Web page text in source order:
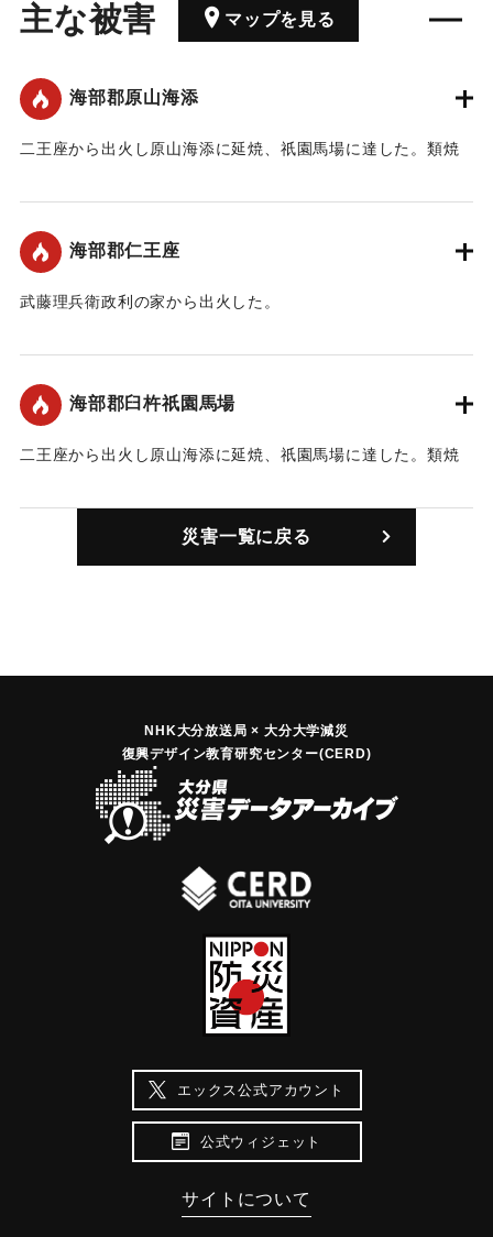
主な被害 マップを見る
海部郡原山海添
二王座から出火し原山海添に延焼、祇園馬場に達した。類焼
海部郡仁王座
武藤理兵衛政利の家から出火した。
｜固有コード:00074001
海部郡臼杵祇園馬場
二王座から出火し原山海添に延焼、祇園馬場に達した。類焼
災害一覧に戻る
NHK大分放送局 × 大分大学減災
復興デザイン教育研究センター(CERD)
エックス公式アカウント
公式ウィジェット
サイトについて